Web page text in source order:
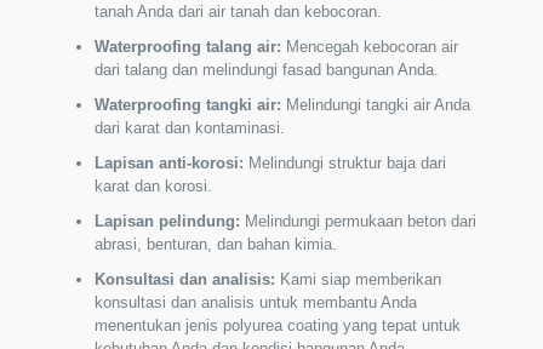
tanah Anda dari air tanah dan kebocoran.
Waterproofing talang air: Mencegah kebocoran air
dari talang dan melindungi fasad bangunan Anda.
Waterproofing tangki air: Melindungi tangki air Anda
dari karat dan kontaminasi.
Lapisan anti-korosi: Melindungi struktur baja dari
karat dan korosi.
Lapisan pelindung: Melindungi permukaan beton dari
abrasi, benturan, dan bahan kimia.
Konsultasi dan analisis: Kami siap memberikan
konsultasi dan analisis untuk membantu Anda
menentukan jenis polyurea coating yang tepat untuk